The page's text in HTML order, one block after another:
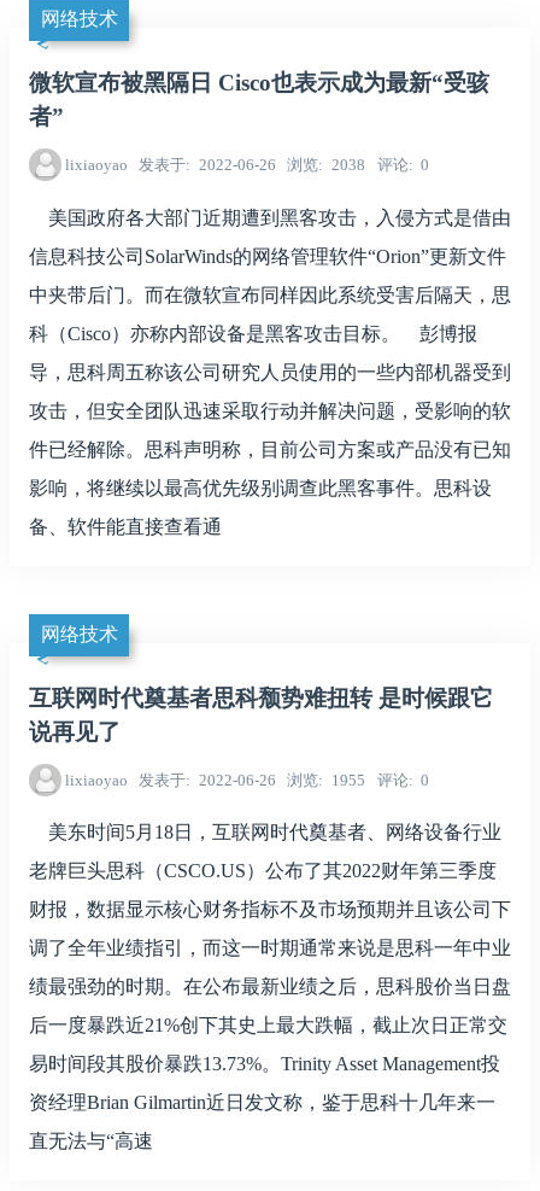
网络技术
微软宣布被黑隔日 Cisco也表示成为最新“受骇
者”
lixiaoyao 发表于 2022-06-26 浏览 2038 评论 0
美国政府各大部门近期遭到黑客攻击，入侵方式是借由
信息科技公司SolarWinds的网络管理软件“Orion”更新文件
中夹带后门。而在微软宣布同样因此系统受害后隔天，思
科（Cisco）亦称内部设备是黑客攻击目标。 彭博报
导，思科周五称该公司研究人员使用的一些内部机器受到
攻击，但安全团队迅速采取行动并解决问题，受影响的软
件已经解除。思科声明称，目前公司方案或产品没有已知
影响，将继续以最高优先级别调查此黑客事件。思科设
备、软件能直接查看通
网络技术
互联网时代奠基者思科颓势难扭转 是时候跟它
说再见了
lixiaoyao 发表于 2022-06-26 浏览 1955 评论 0
美东时间5月18日，互联网时代奠基者、网络设备行业
老牌巨头思科（CSCO.US）公布了其2022财年第三季度
财报，数据显示核心财务指标不及市场预期并且该公司下
调了全年业绩指引，而这一时期通常来说是思科一年中业
绩最强劲的时期。在公布最新业绩之后，思科股价当日盘
后一度暴跌近21%创下其史上最大跌幅，截止次日正常交
易时间段其股价暴跌13.73%。Trinity Asset Management投
资经理Brian Gilmartin近日发文称，鉴于思科十几年来一
直无法与“高速